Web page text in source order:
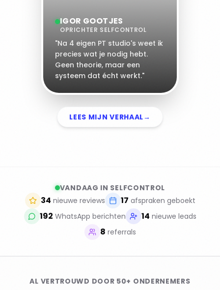
IGOR GOOTJES
OPRICHTER SELFCONTROL
"Na 4 eigen PT studio's weet ik
precies wat je nodig hebt.
Geen theorie, maar een
systeem dat écht werkt."
LEES MIJN VERHAAL→
VANDAAG IN SELFCONTROL
34 nieuwe reviews 17 afspraken geboekt
192 WhatsApp berichten 14 nieuwe leads
8 referrals
AL VERTROUWD DOOR 50+ ONDERNEMERS